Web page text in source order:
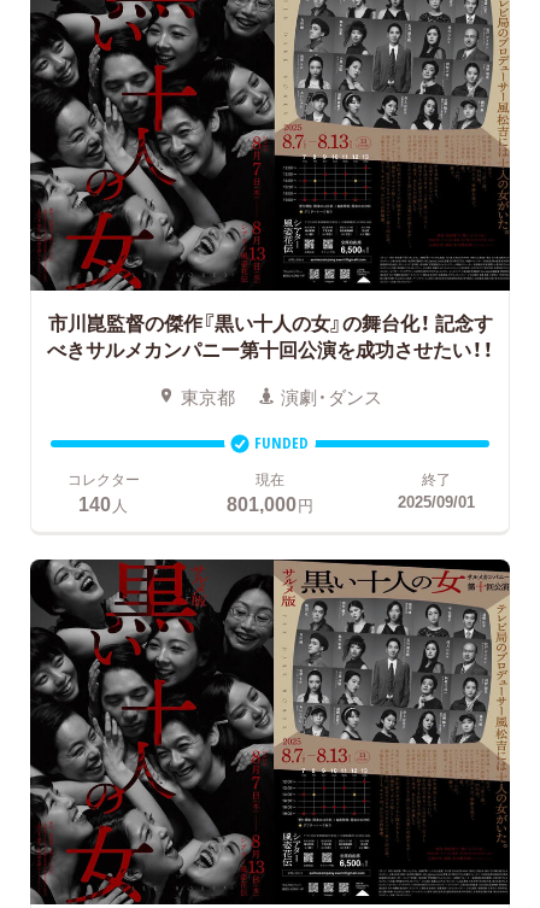
市川崑監督の傑作『黒い十人の女』の舞台化！ 記念す
べきサルメカンパニー第十回公演を成功させたい！！
東京都 演劇・ダンス
FUNDED
コレクター
140 人
現在
801,000円
終了
2025/09/01